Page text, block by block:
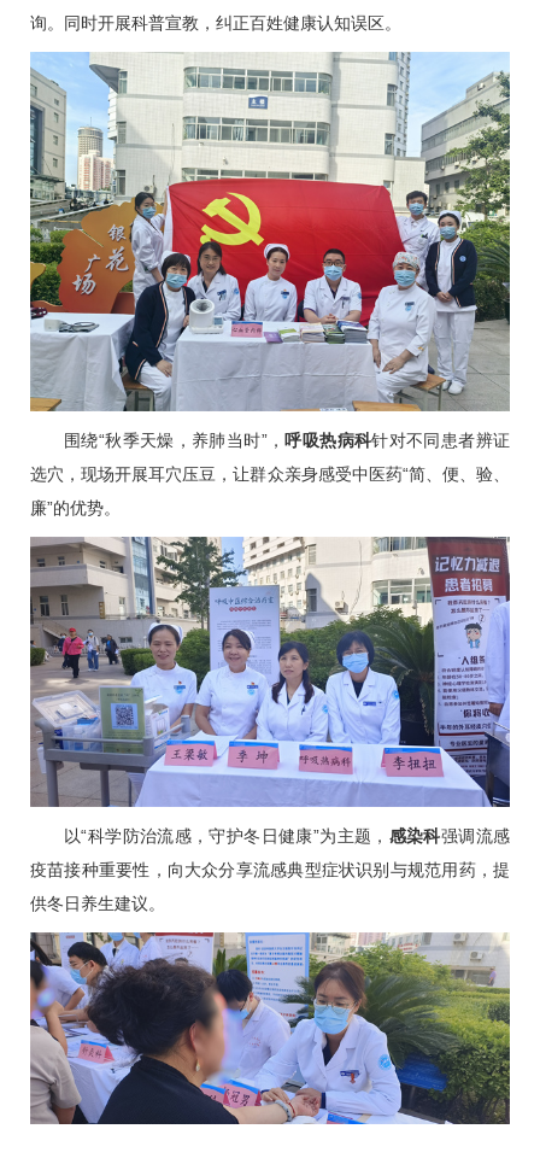
询。同时开展科普宣教，纠正百姓健康认知误区。
围绕“秋季天燥，养肺当时”， 呼吸热病科针对不同患者辨证
选穴，现场开展耳穴压豆，让群众亲身感受中医药“简、便、验、
廉”的优势。
以“科学防治流感，守护冬日健康”为主题， 感染科强调流感
疫苗接种重要性，向大众分享流感典型症状识别与规范用药，提
供冬日养生建议。